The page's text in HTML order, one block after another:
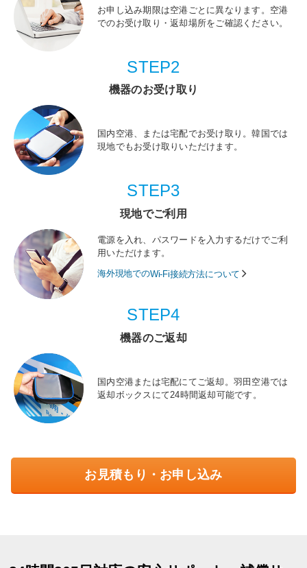
お申し込み期限は空港ごとに異なります。空港
でのお受け取り・返却場所をご確認ください。
STEP2
機器のお受け取り
国内空港、または宅配でお受け取り。韓国では
現地でもお受け取りいただけます。
STEP3
現地でご利用
電源を入れ、パスワードを入力するだけでご利
用いただけます。
海外現地でのWi-Fi接続方法について
STEP4
機器のご返却
国内空港または宅配にてご返却。羽田空港では
返却ボックスにて24時間返却可能です。
お見積もり・お申し込み